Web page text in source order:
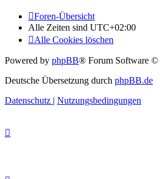
Foren-Übersicht
Alle Zeiten sind UTC+02:00
Alle Cookies löschen
Powered by phpBB® Forum Software
Deutsche Übersetzung durch phpBB.de
Datenschutz | Nutzungsbedingungen